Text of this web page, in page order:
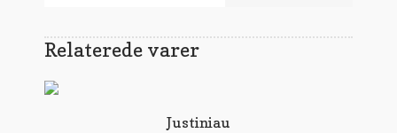
Relaterede varer
Justiniau